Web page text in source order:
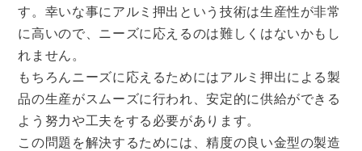
す。幸いな事にアルミ押出という技術は生産性が非常
に高いので、ニーズに応えるのは難しくはないかもし
れません。
もちろんニーズに応えるためにはアルミ押出による製
品の生産がスムーズに行われ、安定的に供給ができる
よう努力や工夫をする必要があります。
この問題を解決するためには、精度の良い金型の製造